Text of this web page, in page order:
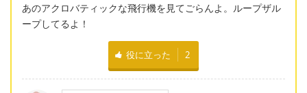
あのアクロバティックな飛行機を見てごらんよ。ループザル
ープしてるよ！
役に立った 2